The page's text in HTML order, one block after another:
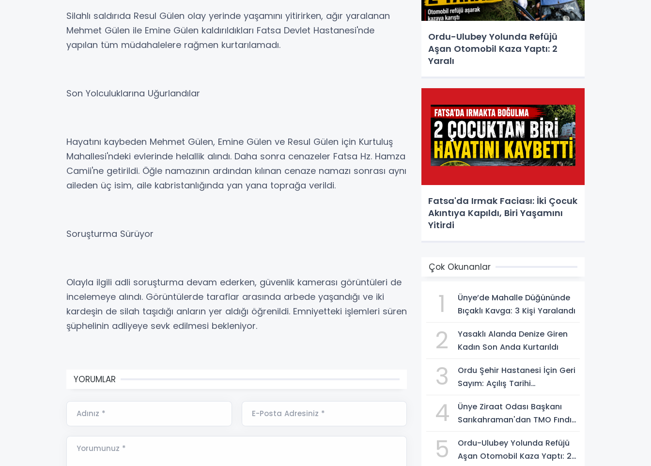
Silahlı saldırıda Resul Gülen olay yerinde yaşamını yitirirken, ağır yaralanan
Mehmet Gülen ile Emine Gülen kaldırıldıkları Fatsa Devlet Hastanesi'nde
yapılan tüm müdahalelere rağmen kurtarılamadı.
Son Yolculuklarına Uğurlandılar
Hayatını kaybeden Mehmet Gülen, Emine Gülen ve Resul Gülen için Kurtuluş
Mahallesi'ndeki evlerinde helallik alındı. Daha sonra cenazeler Fatsa Hz. Hamza
Camii'ne getirildi. Öğle namazının ardından kılınan cenaze namazı sonrası aynı
aileden üç isim, aile kabristanlığında yan yana toprağa verildi.
Soruşturma Sürüyor
Olayla ilgili adli soruşturma devam ederken, güvenlik kamerası görüntüleri de
incelemeye alındı. Görüntülerde taraflar arasında arbede yaşandığı ve iki
kardeşin de silah taşıdığı anların yer aldığı öğrenildi. Emniyetteki işlemleri süren
şüphelinin adliyeye sevk edilmesi bekleniyor.
YORUMLAR
Adınız * E-Posta Adresiniz *
Yorumunuz *
Ordu-Ulubey Yolunda Refüjü
Aşan Otomobil Kaza Yaptı: 2
Yaralı
Fatsa'da Irmak Faciası: İki Çocuk
Akıntıya Kapıldı, Biri Yaşamını
Yitirdi
Çok Okunanlar
1
Ünye’de Mahalle Düğününde
Bıçaklı Kavga: 3 Kişi Yaralandı
2
Yasaklı Alanda Denize Giren
Kadın Son Anda Kurtarıldı
3
Ordu Şehir Hastanesi İçin Geri
Sayım: Açılış Tarihi
4
Ünye Ziraat Odası Başkanı
Sarıkahraman'dan TMO Fındık
5
Ordu-Ulubey Yolunda Refüjü
Aşan Otomobil Kaza Yaptı: 2